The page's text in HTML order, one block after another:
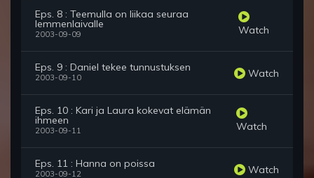
Eps. 8 : Teemulla on liikaa seuraa
lemmenlaivalle
2003-09-09 Watch
Eps. 9 : Daniel tekee tunnustuksen
2003-09-10 Watch
Eps. 10 : Kari ja Laura kokevat elämän
ihmeen
2003-09-11 Watch
Eps. 11 : Hanna on poissa
2003-09-12 Watch